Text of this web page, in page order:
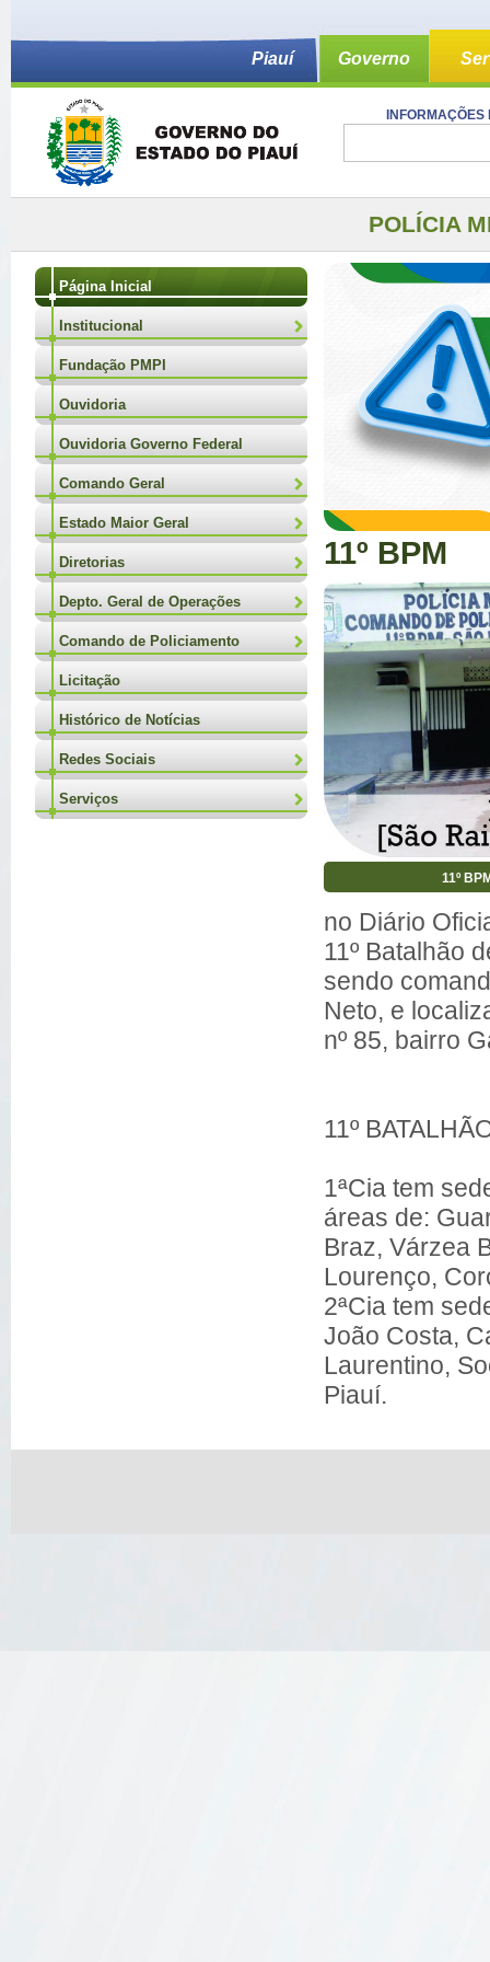
Piauí Governo
POLÍCIA
Página Inicial
Institucional
Fundação PMPI
Ouvidoria
Ouvidoria Governo Federal
Comando Geral
Estado Maior Geral
Diretorias
Depto. Geral de Operações
Comando de Policiamento
Licitação
Histórico de Notícias
Redes Sociais
Serviços
11º BPM
11º
no Diário
11º Batalhão
sendo
Neto, e
nº 85, bairro
11º
1ªCia tem
áreas de:
Braz, Várzea
Lourenço,
2ªCia tem
João Costa,
Laurentino,
Piauí.